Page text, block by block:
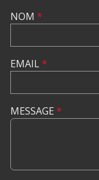
NOM *
EMAIL*
MESSAGE *